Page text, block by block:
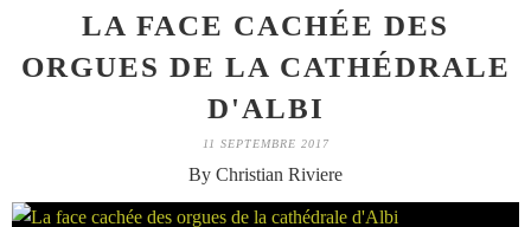
LA FACE CACHÉE DES
ORGUES DE LA CATHÉDRALE
D'ALBI
11 SEPTEMBRE 2017
By Christian Riviere